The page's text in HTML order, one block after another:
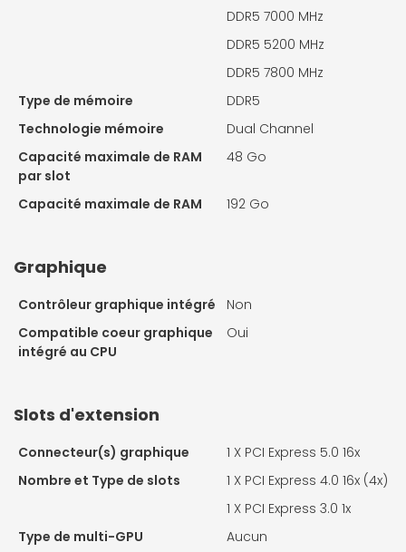
DDR5 7000 MHz
DDR5 5200 MHz
DDR5 7800 MHz
Type de mémoire
DDR5
Technologie mémoire
Dual Channel
Capacité maximale de RAM
par slot
48 Go
Capacité maximale de RAM 192 Go
Graphique
Contrôleur graphique intégré
Non
Compatible coeur graphique
intégré au CPU
Oui
Slots d'extension
Connecteur(s) graphique 1 X PCI Express 5.0 16x
Nombre et Type de slots
1 X PCI Express 4.0 16x (4x)
1 X PCI Express 3.0 1x
Type de multi-GPU
Aucun